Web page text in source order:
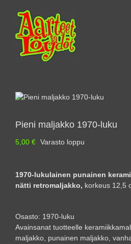
content
Pieni maljakko 1970-luku
5,00 € Varasto loppu
1970-lukulainen punainen
nätti retromaljakko, korkeus 12,5
Osasto: 1970-luku
Avainsanat tuotteelle
maljakko punainen maljakko